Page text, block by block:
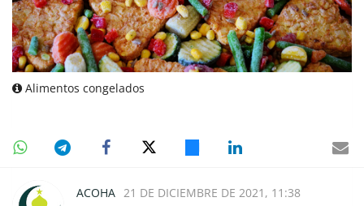
Alimentos congelados
ACOHA 21 DE DICIEMBRE DE 2021, 11:38